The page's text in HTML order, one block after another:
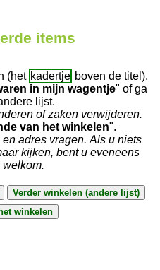
items
(het kadertje boven de titel).
in mijn wagentje" of ga
lijst.
of zaken verwijderen.
van het winkelen".
adres vragen. Als u niets
kijken, bent u eveneens